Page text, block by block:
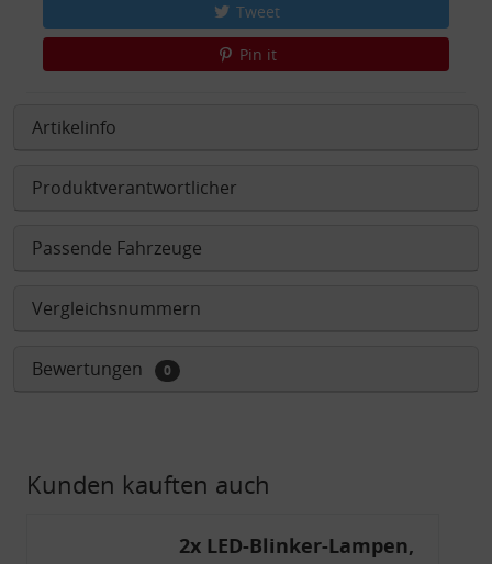
Tweet
Pin it
Artikelinfo
Produktverantwortlicher
Passende Fahrzeuge
Vergleichsnummern
Bewertungen 0
Kunden kauften auch
2x LED-Blinker-Lampen,